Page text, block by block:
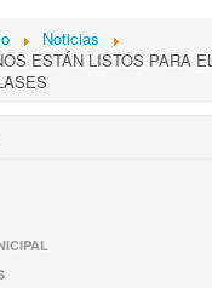
Noticias
ESTÁN LISTOS PARA EL